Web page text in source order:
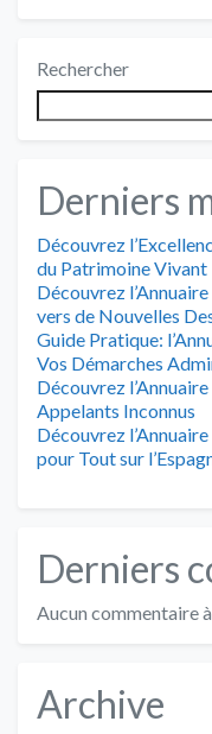
Rechercher
Derniers
Découvrez
du Patrimoine Vivant
Découvrez
vers de Nouvelles
Guide Pratique:
Vos Démarches
Découvrez
Appelants Inconnus
Découvrez
pour Tout sur
Derniers
Aucun commentaire
Archive